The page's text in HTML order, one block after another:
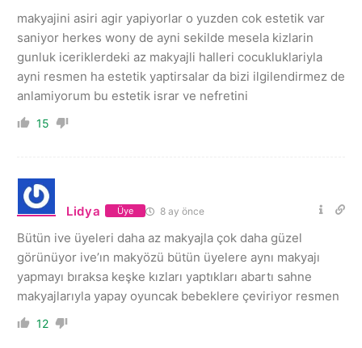
makyajini asiri agir yapiyorlar o yuzden cok estetik var
saniyor herkes wony de ayni sekilde mesela kizlarin
gunluk iceriklerdeki az makyajli halleri cocukluklariyla
ayni resmen ha estetik yaptirsalar da bizi ilgilendirmez de
anlamiyorum bu estetik israr ve nefretini
15
Lidya Üye 8 ay önce
Bütün ive üyeleri daha az makyajla çok daha güzel
görünüyor ive’ın makyözü bütün üyelere aynı makyajı
yapmayı bıraksa keşke kızları yaptıkları abartı sahne
makyajlarıyla yapay oyuncak bebeklere çeviriyor resmen
12